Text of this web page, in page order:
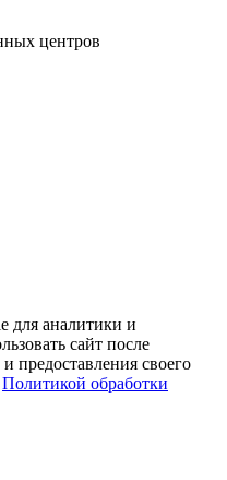
центров
для аналитики и
сайт после
предоставления своего
Политикой обработки